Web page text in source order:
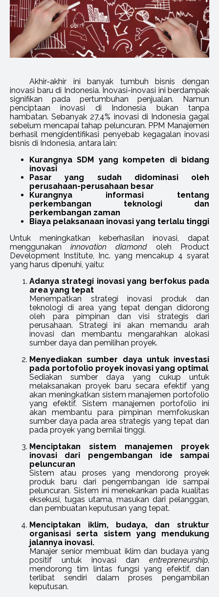
Akhir-akhir ini banyak tumbuh bisnis dengan
inovasi baru di Indonesia. Inovasi-inovasi ini berdampak
signifikan pada pertumbuhan penjualan. Namun
penciptaan inovasi di Indonesia bukan tanpa
hambatan. Sebanyak 27,4% inovasi di Indonesia gagal
sebelum mencapai tahap peluncuran. PPM Manajemen
berhasil mengidentifikasi penyebab kegagalan inovasi
bisnis di Indonesia, antara lain:
Kurangnya SDM yang kompeten di bidang
inovasi
Pasar yang sudah didominasi oleh
perusahaan-perusahaan besar
Kurangnya informasi tentang
perkembangan teknologi dan
perkembangan zaman
Biaya pelaksanaan inovasi yang terlalu tinggi
Untuk meningkatkan keberhasilan inovasi, dapat
menggunakan innovation diamond oleh Product
Development Institute, Inc. yang mencakup 4 syarat
yang harus dipenuhi, yaitu:
Adanya strategi inovasi yang berfokus pada
area yang tepat
Menempatkan strategi inovasi produk dan
teknologi di area yang tepat dengan didorong
oleh para pimpinan dan visi strategis dari
perusahaan. Strategi ini akan memandu arah
inovasi dan membantu mengarahkan alokasi
sumber daya dan pemilihan proyek.
Menyediakan sumber daya untuk investasi
pada portofolio proyek inovasi yang optimal
Sediakan sumber daya yang cukup untuk
melaksanakan proyek baru secara efektif yang
akan meningkatkan sistem manajemen portofolio
yang efektif. Sistem manajemen portofolio ini
akan membantu para pimpinan memfokuskan
sumber daya pada area strategis yang tepat dan
pada proyek yang bernilai tinggi.
Menciptakan sistem manajemen proyek
inovasi dari pengembangan ide sampai
peluncuran
Sistem atau proses yang mendorong proyek
produk baru dari pengembangan ide sampai
peluncuran. Sistem ini menekankan pada kualitas
eksekusi, tugas utama, masukan dari pelanggan,
dan pembuatan keputusan yang tepat.
Menciptakan iklim, budaya, dan struktur
organisasi serta sistem yang mendukung
jalannya inovasi.
Manajer senior membuat iklim dan budaya yang
positif untuk inovasi dan entrepreneurship,
mendorong tim lintas fungsi yang efektif, dan
terlibat sendiri dalam proses pengambilan
keputusan.